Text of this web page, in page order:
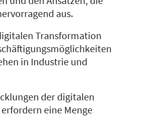
aus.
Transformation
in Industrie und
der digitalen
eine Menge